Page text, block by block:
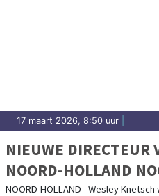
17 maart 2026, 8:50 uur
NIEUWE DIRECTEUR
NOORD-HOLLAND
NOORD-HOLLAND - Wesley